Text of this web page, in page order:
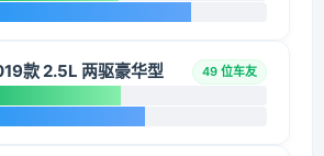
款 2.5L 两驱豪华型 49 位车友